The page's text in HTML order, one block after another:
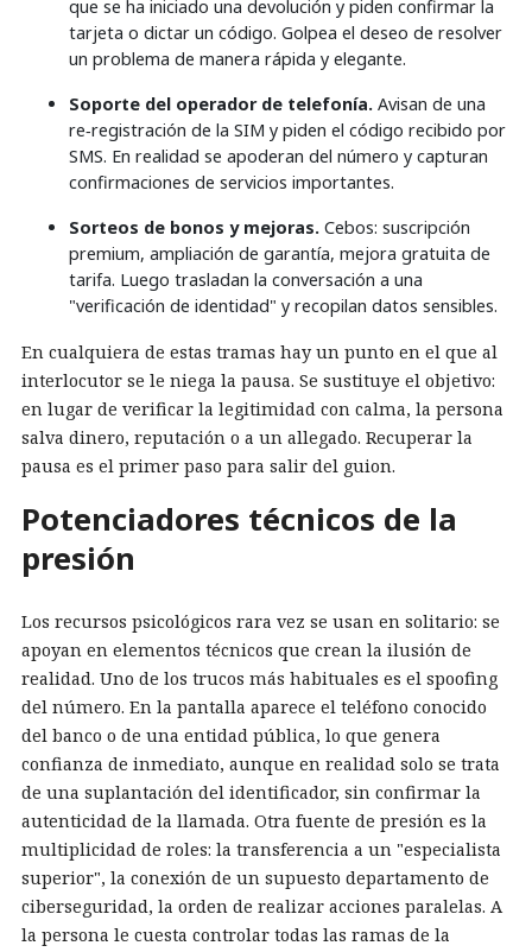
que se ha iniciado una devolución y piden confirmar la
tarjeta o dictar un código. Golpea el deseo de resolver
un problema de manera rápida y elegante.
Soporte del operador de telefonía. Avisan de una
re‑registración de la SIM y piden el código recibido por
SMS. En realidad se apoderan del número y capturan
confirmaciones de servicios importantes.
Sorteos de bonos y mejoras. Cebos: suscripción
premium, ampliación de garantía, mejora gratuita de
tarifa. Luego trasladan la conversación a una
"verificación de identidad" y recopilan datos sensibles.
En cualquiera de estas tramas hay un punto en el que al
interlocutor se le niega la pausa. Se sustituye el objetivo:
en lugar de verificar la legitimidad con calma, la persona
salva dinero, reputación o a un allegado. Recuperar la
pausa es el primer paso para salir del guion.
Potenciadores técnicos de la
presión
Los recursos psicológicos rara vez se usan en solitario: se
apoyan en elementos técnicos que crean la ilusión de
realidad. Uno de los trucos más habituales es el spoofing
del número. En la pantalla aparece el teléfono conocido
del banco o de una entidad pública, lo que genera
confianza de inmediato, aunque en realidad solo se trata
de una suplantación del identificador, sin confirmar la
autenticidad de la llamada. Otra fuente de presión es la
multiplicidad de roles: la transferencia a un "especialista
superior", la conexión de un supuesto departamento de
ciberseguridad, la orden de realizar acciones paralelas. A
la persona le cuesta controlar todas las ramas de la